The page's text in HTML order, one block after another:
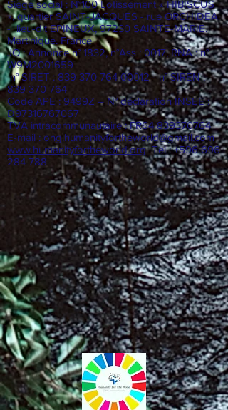
Siège social : N°100 Lotissement « HIBISCUS
», quartier SAINT-JACQUES - rue ORCHIDEA
- lieu-dit EPINEUX, 97230 SAINTE-MARIE.
Martinique. France
JO : Annonce n° 1832, n°Ass : 0017, RNA : n°
W9M2001659
n° SIRET :839 370 764 00012 - n° SIREN :
839 370 764
Code APE : 9499Z – N° déclaration INSEE :
D97316767067
TVA intracommunautaire : FR64839370764
E-mail :ong.humanityfortheworld@gmail.com
www.humanityfortheworld.orgTel : +596 696